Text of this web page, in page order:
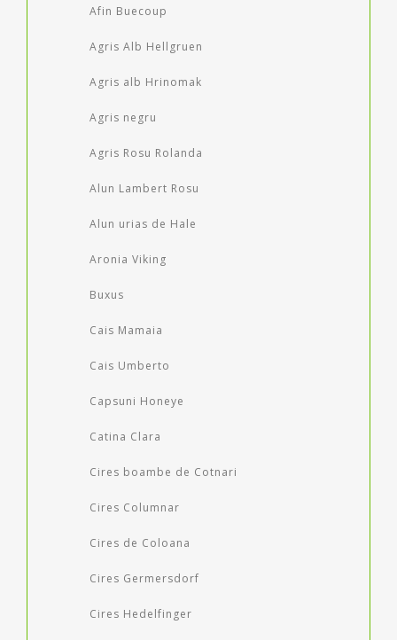
Afin Buecoup
Agris Alb Hellgruen
Agris alb Hrinomak
Agris negru
Agris Rosu Rolanda
Alun Lambert Rosu
Alun urias de Hale
Aronia Viking
Buxus
Cais Mamaia
Cais Umberto
Capsuni Honeye
Catina Clara
Cires boambe de Cotnari
Cires Columnar
Cires de Coloana
Cires Germersdorf
Cires Hedelfinger